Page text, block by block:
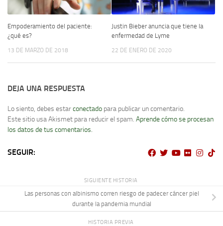
Empoderamiento del paciente:
¿qué es?
13 DE MARZO DE 2018
Justin Bieber anuncia que tiene la
enfermedad de Lyme
22 DE ENERO DE 2020
DEJA UNA RESPUESTA
Lo siento, debes estarconectado para publicar un comentario.
Este sitio usa Akismet para reducir el spam. Aprende cómo se procesan
los datos de tus comentarios.
SEGUIR:
SIGUIENTE HISTORIA
Las personas con albinismo corren riesgo de padecer cáncer piel
durante la pandemia mundial
HISTORIA PREVIA